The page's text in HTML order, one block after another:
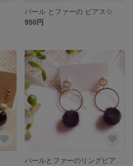
パール とファーの ピアス☆
950円